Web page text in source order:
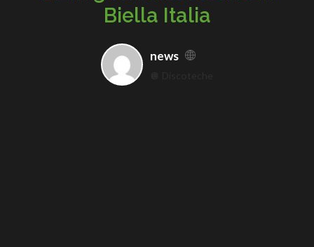
Biella Italia
news